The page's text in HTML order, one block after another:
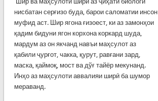
нисбатан серғизо буда, барои саломатии инсон
муфид аст. Шир ягона ғизоест, ки аз замонҳои
қадим бидуни ягон корхона коркард шуда,
мардум аз он якчанд навъи маҳсулот аз
қабили ҷурғот, чакка, қурут, равғани зард,
маска, қаймоқ, мост ва дўғ тайёр мекунанд.
Инҳо аз маҳсулоти аввалияи ширӣ ба шумор
мераванд.